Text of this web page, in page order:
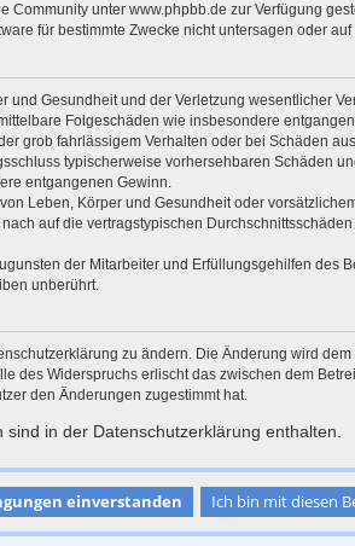
unter www.phpbb.de zur Verfügung
für bestimmte Zwecke nicht untersagen oder
und Gesundheit und der Verletzung wesentlicher
Folgeschäden wie insbesondere
grob fahrlässigem Verhalten oder bei Schäden
typischerweise vorhersehbaren Schäden
entgangenen Gewinn.
Leben, Körper und Gesundheit oder
auf die vertragstypischen
der Mitarbeiter und Erfüllungsgehilfen des
unberührt.
zu ändern. Die Änderung wird
des Widerspruchs erlischt das zwischen dem
den Änderungen zugestimmt hat.
in der Datenschutzerklärung enthalten.